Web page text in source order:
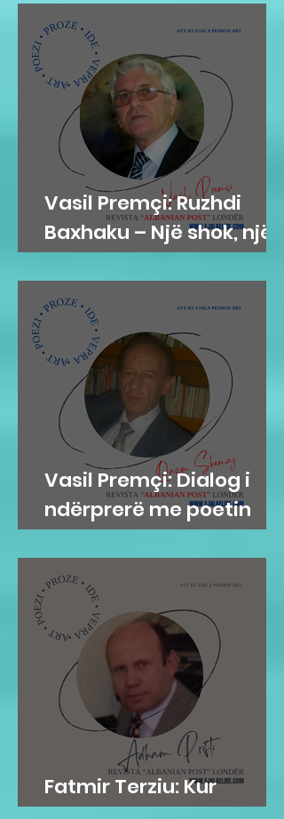
Vasil Premçi: Ruzhdi
Baxhaku – Një shok, një
mik, një misionar
Vasil Premçi: Dialog i
ndërprerë me poetin
Qazim Shemaj
Fatmir Terziu: Kur